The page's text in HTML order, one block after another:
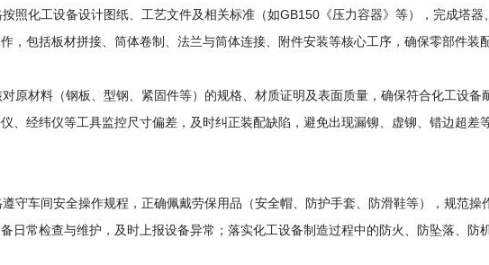
照化工设备设计图纸、工艺文件及相关标准（如GB150《压力容器》等），完成塔
，包括板材拼接、筒体卷制、法兰与筒体连接、附件安装等核心工序，确保零部件装
原材料（钢板、型钢、紧固件等）的规格、材质证明及表面质量，确保符合化工设备
、经纬仪等工具监控尺寸偏差，及时纠正装配缺陷，避免出现漏铆、虚铆、错边超差
守车间安全操作规程，正确佩戴劳保用品（安全帽、防护手套、防滑鞋等），规范操
日常检查与维护，及时上报设备异常；落实化工设备制造过程中的防火、防坠落、防